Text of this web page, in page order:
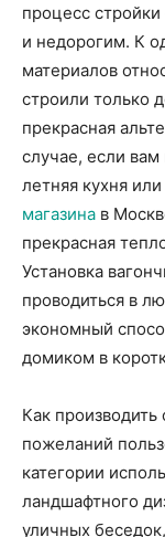
процесс
и недорогим. К
материалов
строили только
прекрасная
случае, если
летняя кухня
магазина в
прекрасная
Установка
проводиться в
экономный
домиком в
Как производить
пожеланий
категории
ландшафтного
уличных